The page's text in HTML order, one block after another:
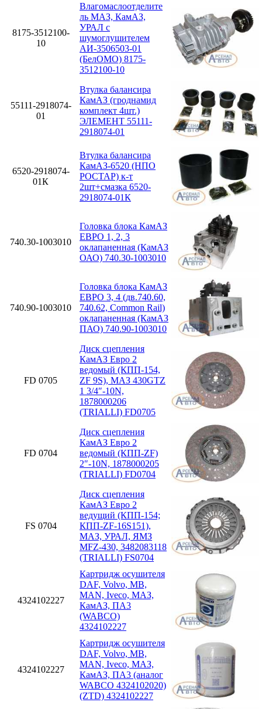
8175-3512100-
10
Влагомаслоотделите
ль МАЗ, КамАЗ,
УРАЛ с
шумоглушителем
АИ-3506503-01
(БелОМО) 8175-
3512100-10
55111-2918074-
01
Втулка балансира
КамАЗ (гроднамид
комплект 4шт.)
ЭЛЕМЕНТ 55111-
2918074-01
6520-2918074-
01К
Втулка балансира
КамАЗ-6520 (НПО
РОСТАР) к-т
2шт+смазка 6520-
2918074-01К
740.30-1003010
Головка блока КамАЗ
ЕВРО 1, 2, 3
оклапаненная (КамАЗ
ОАО) 740.30-1003010
740.90-1003010
Головка блока КамАЗ
ЕВРО 3, 4 (дв.740.60,
740.62, Common Rail)
оклапаненная (КамАЗ
ПАО) 740.90-1003010
FD 0705
Диск сцепления
КамАЗ Евро 2
ведомый (КПП-154,
ZF 9S), МАЗ 430GTZ
1 3/4″-10N,
1878000206
(TRIALLI) FD0705
FD 0704
Диск сцепления
КамАЗ Евро 2
ведомый (КПП-ZF)
2″-10N, 1878000205
(TRIALLI) FD0704
FS 0704
Диск сцепления
КамАЗ Евро 2
ведущий (КПП-154;
КПП-ZF-16S151),
МАЗ, УРАЛ, ЯМЗ
MFZ-430, 3482083118
(TRIALLI) FS0704
4324102227
Картридж осушителя
DAF, Volvo, MB,
MAN, Iveco, МАЗ,
КамАЗ, ПА3
(WABCO)
4324102227
4324102227
Картридж осушителя
DAF, Volvo, MB,
MAN, Iveco, МАЗ,
КамАЗ, ПА3 (аналог
WABCO 4324102020)
(ZTD) 4324102227